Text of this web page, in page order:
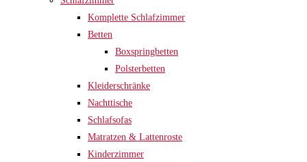
Komplette Schlafzimmer
Betten
Boxspringbetten
Polsterbetten
Kleiderschränke
Nachttische
Schlafsofas
Matratzen & Lattenroste
Kinderzimmer